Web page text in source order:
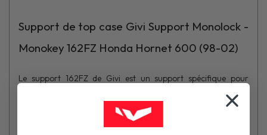
Support de top case Givi Support Monolock -
Monokey 162FZ Honda Hornet 600 (98-02)
Le support 162FZ de Givi est un support spécifique pour
monter les top case Givi Monokey ou Monolock sur les deux-